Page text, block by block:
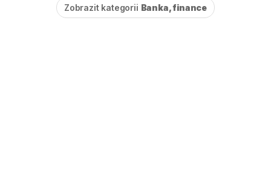
Zobrazit kategorii Banka, finance